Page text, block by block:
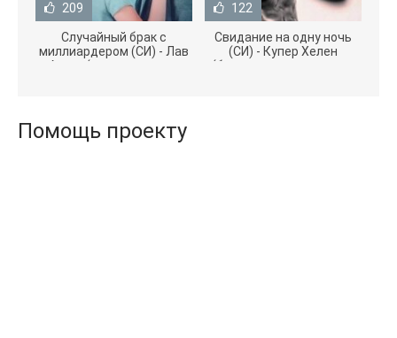
209
Случайный брак с
миллиардером (СИ) - Лав
Агата (полная версия
122
Свидание на одну ночь
(СИ) - Купер Хелен
(бесплатные серии книг
Помощь проекту